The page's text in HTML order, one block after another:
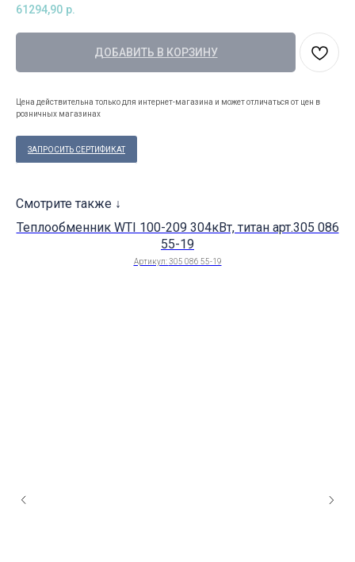
61294,90 р.
ДОБАВИТЬ В КОРЗИНУ
Цена действительна только для интернет-магазина и может отличаться от цен в
розничных магазинах
ЗАПРОСИТЬ СЕРТИФИКАТ
Смотрите также ↓
Теплообменник WTI 100-209 304кВт, титан арт.305 086
55-19
Артикул:305 086 55-19